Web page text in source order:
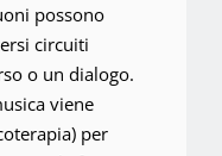
possono
circuiti
o un dialogo.
viene
per